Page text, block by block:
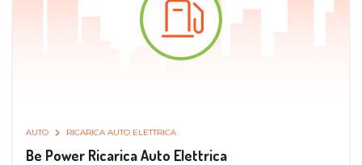
AUTO RICARICA AUTO ELETTRICA
Be Power Ricarica Auto Elettrica